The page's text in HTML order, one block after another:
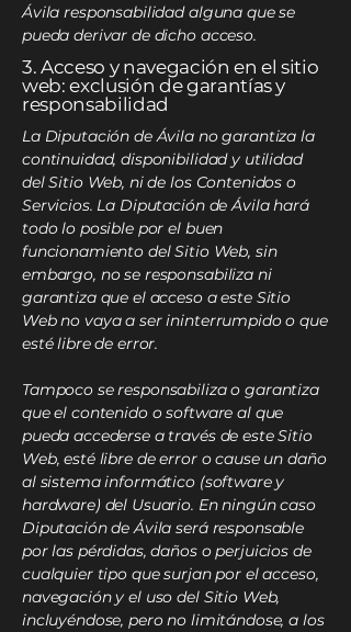
Ávila responsabilidad alguna que se
pueda derivar de dicho acceso.
3. Acceso y navegación en el sitio
web: exclusión de garantías y
responsabilidad
La Diputación de Ávila no garantiza la
continuidad, disponibilidad y utilidad
del Sitio Web, ni de los Contenidos o
Servicios. La Diputación de Ávila hará
todo lo posible por el buen
funcionamiento del Sitio Web, sin
embargo, no se responsabiliza ni
garantiza que el acceso a este Sitio
Web no vaya a ser ininterrumpido o que
esté libre de error.
Tampoco se responsabiliza o garantiza
que el contenido o software al que
pueda accederse a través de este Sitio
Web, esté libre de error o cause un daño
al sistema informático (software y
hardware) del Usuario. En ningún caso
Diputación de Ávila será responsable
por las pérdidas, daños o perjuicios de
cualquier tipo que surjan por el acceso,
navegación y el uso del Sitio Web,
incluyéndose, pero no limitándose, a los